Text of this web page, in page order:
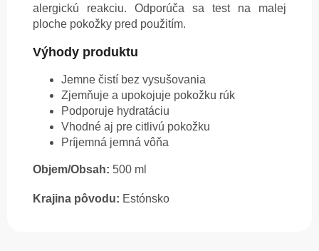
alergickú reakciu. Odporúča sa test na malej
ploche pokožky pred použitím.
Výhody produktu
Jemne čistí bez vysušovania
Zjemňuje a upokojuje pokožku rúk
Podporuje hydratáciu
Vhodné aj pre citlivú pokožku
Príjemná jemná vôňa
Objem/Obsah: 500 ml
Krajina pôvodu: Estónsko